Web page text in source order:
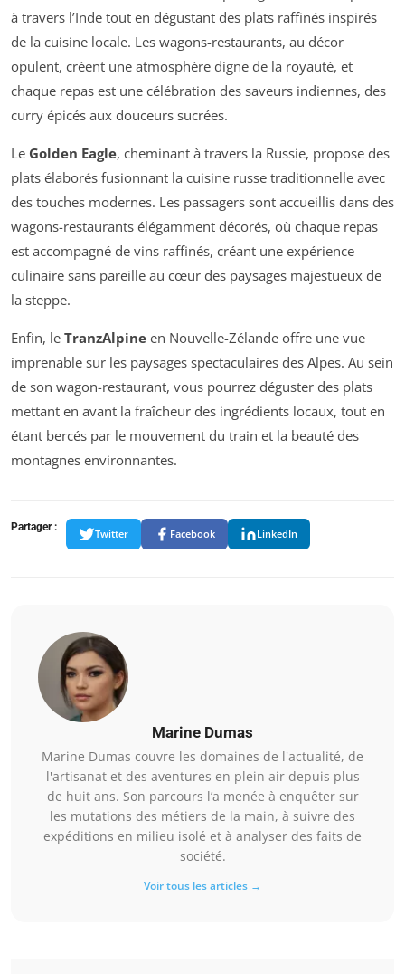
à travers l’Inde tout en dégustant des plats raffinés inspirés
de la cuisine locale. Les wagons-restaurants, au décor
opulent, créent une atmosphère digne de la royauté, et
chaque repas est une célébration des saveurs indiennes, des
curry épicés aux douceurs sucrées.
Le Golden Eagle, cheminant à travers la Russie, propose des
plats élaborés fusionnant la cuisine russe traditionnelle avec
des touches modernes. Les passagers sont accueillis dans des
wagons-restaurants élégamment décorés, où chaque repas
est accompagné de vins raffinés, créant une expérience
culinaire sans pareille au cœur des paysages majestueux de
la steppe.
Enfin, le TranzAlpine en Nouvelle-Zélande offre une vue
imprenable sur les paysages spectaculaires des Alpes. Au sein
de son wagon-restaurant, vous pourrez déguster des plats
mettant en avant la fraîcheur des ingrédients locaux, tout en
étant bercés par le mouvement du train et la beauté des
montagnes environnantes.
Partager :
Twitter Facebook LinkedIn
Marine Dumas
Marine Dumas couvre les domaines de l'actualité, de
l'artisanat et des aventures en plein air depuis plus
de huit ans. Son parcours l’a menée à enquêter sur
les mutations des métiers de la main, à suivre des
expéditions en milieu isolé et à analyser des faits de
société.
Voir tous les articles →